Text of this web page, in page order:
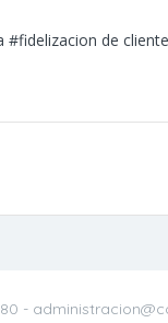
#fidelizacion de
-